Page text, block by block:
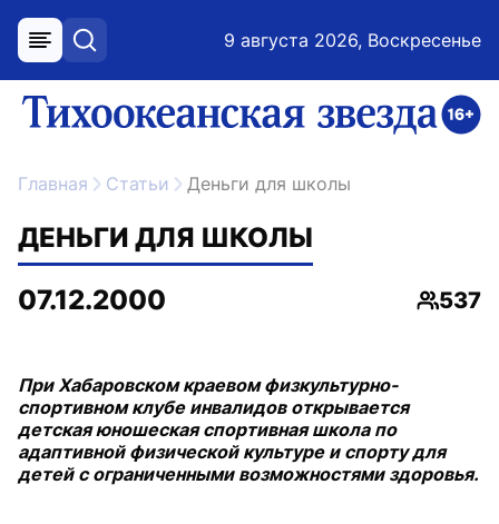
меню поиск 9 августа 2026, Воскресенье
ссылка на главную
Главная Статьи Деньги для школы
ДЕНЬГИ ДЛЯ ШКОЛЫ
07.12.2000
537
При Хабаровском краевом физкультурно-
спортивном клубе инвалидов открывается
детская юношеская спортивная школа по
адаптивной физической культуре и спорту для
детей с ограниченными возможностями здоровья.